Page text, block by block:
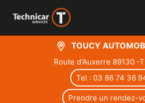
TOUCY
Route d'Auxerre 89130 -
Tel : 03 86 74 36
Prendre un rendez-